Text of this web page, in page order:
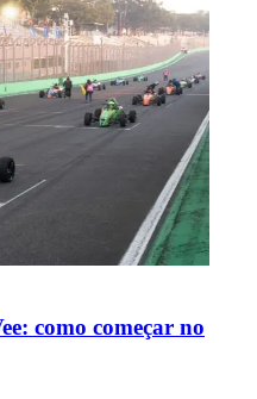
como começar no